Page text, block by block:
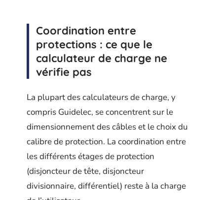
Coordination entre
protections : ce que le
calculateur de charge ne
vérifie pas
La plupart des calculateurs de charge, y
compris Guidelec, se concentrent sur le
dimensionnement des câbles et le choix du
calibre de protection. La coordination entre
les différents étages de protection
(disjoncteur de tête, disjoncteur
divisionnaire, différentiel) reste à la charge